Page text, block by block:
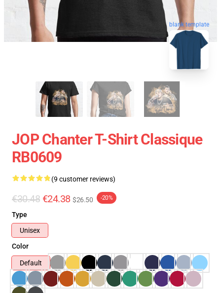
blank template
JOP Chanter T-Shirt Classique
RB0609
(9 customer reviews)
€30.48 €24.38 $26.50 -20%
Type
Unisex
Color
Default